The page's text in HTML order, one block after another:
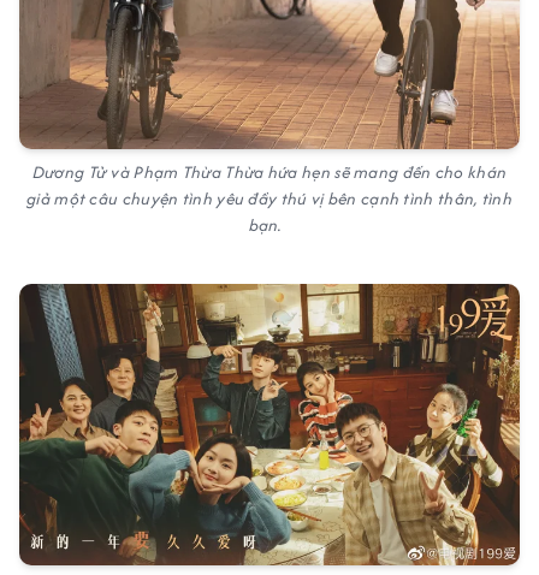
Dương Tử và Phạm Thừa Thừa hứa hẹn sẽ mang đến cho khán
giả một câu chuyện tình yêu đầy thú vị bên cạnh tình thân, tình
bạn.